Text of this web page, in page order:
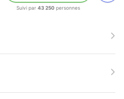
Suivi par 43 250 personnes